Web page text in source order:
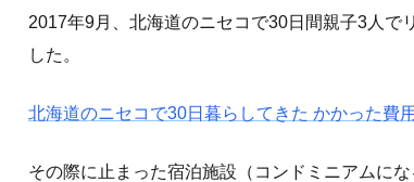
2017年9月、北海道のニセコで30日間親子3人で
した。
北海道のニセコで30日暮らしてきた かかった費
その際に止まった宿泊施設（コンドミニアムに